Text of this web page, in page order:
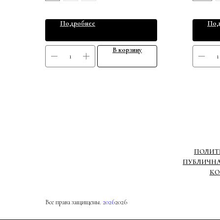
Подробнее
В корзину
Все права защищены. 20262026